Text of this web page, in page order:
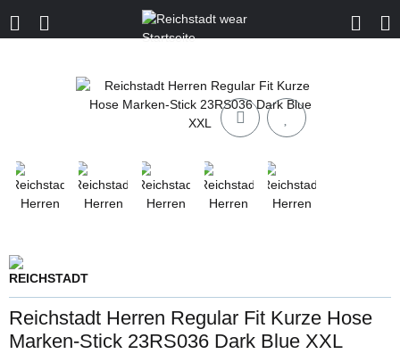
Reichstadt Herren Regular Fit Kurze Hose
Marken-Stick 23RS036 Dark Blue XXL